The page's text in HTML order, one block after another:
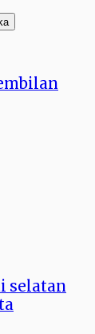
selatan